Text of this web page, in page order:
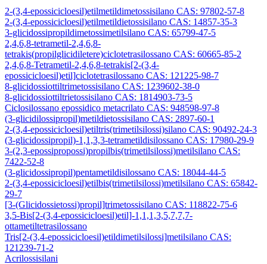
2-(3,4-epossicicloesil)etilmetildimetossisilano CAS: 97802-57-8
2-(3,4-epossicicloesil)etilmetildietossisilano CAS: 14857-35-3
3-glicidossipropildimetossimetilsilano CAS: 65799-47-5
2,4,6,8-tetrametil-2,4,6,8-
tetrakis(propilglicidiletere)ciclotetrasilossano CAS: 60665-85-2
2,4,6,8-Tetrametil-2,4,6,8-tetrakis[2-(3,4-
epossicicloesil)etil]ciclotetrasilossano CAS: 121225-98-7
8-glicidossiottiltrimetossisilano CAS: 1239602-38-0
8-glicidossiottiltrietossisilano CAS: 1814903-73-5
Ciclosilossano epossidico metacrilato CAS: 948598-97-8
(3-glicidilossipropil)metildietossisilano CAS: 2897-60-1
2-(3,4-epossicicloesil)etiltris(trimetilsilossi)silano CAS: 90492-24-3
(3-glicidossipropil)-1,1,3,3-tetrametildisilossano CAS: 17980-29-9
3-(2,3-epossipropossi)propilbis(trimetilsilossi)metilsilano CAS:
7422-52-8
(3-glicidossipropil)pentametildisilossano CAS: 18044-44-5
2-(3,4-epossicicloesil)etilbis(trimetilsilossi)metilsilano CAS: 65842-
29-7
[3-(Glicidossietossi)propil]trimetossisilano CAS: 118822-75-6
3,5-Bis[2-(3,4-epossicicloesil)etil]-1,1,1,3,5,7,7,7-
ottametiltetrasilossano
Tris[2-(3,4-epossicicloesil)etildimetilsilossi]metilsilano CAS:
121239-71-2
Acrilossisilani